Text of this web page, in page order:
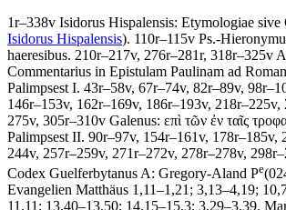
1r–338v Isidorus Hispalensis: Etymologiae sive
Isidorus Hispalensis). 110r–115v Ps.-
haeresibus. 210r–217v, 276r–281r, 318r–325v
Commentarius in Epistulam Paulinam ad
Palimpsest I. 43r–58v, 67r–74v, 82r–89v,
146r–153v, 162r–169v, 186r–193v, 218r–225v,
275v, 305r–310v Galenus: επὶ τῶν ἐν ταῖς
Palimpsest II. 90r–97v, 154r–161v, 178r–185v,
244v, 257r–259v, 271r–272v, 278r–278v,
Codex Guelferbytanus A: Gregory-Aland Pe
Evangelien Matthäus 1,11–1,21; 3,13–4,19;
11,11; 13,40–13,50; 14,15–15,3; 3,29–3,39.